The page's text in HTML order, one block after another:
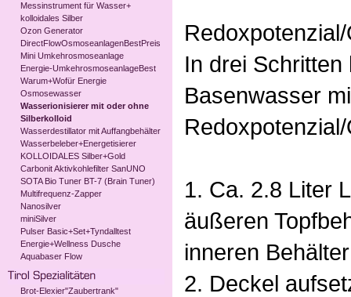
Messinstrument für Wasser+
kolloidales Silber
Ozon Generator
DirectFlowOsmoseanlagenBestPreis
Mini Umkehrosmoseanlage
Energie-UmkehrosmoseanlageBest
Warum+Wofür Energie
Osmosewasser
Wasserionisierer mit oder ohne
Silberkolloid
Wasserdestillator mit Auffangbehälter
Wasserbeleber+Energetisierer
KOLLOIDALES Silber+Gold
Carbonit Aktivkohlefilter SanUNO
SOTA Bio Tuner BT-7 (Brain Tuner)
Multifrequenz-Zapper
Nanosilver
miniSilver
Pulser Basic+Set+Tyndalltest
Energie+Wellness Dusche
Aquabaser Flow
Brot-Elexier"Zaubertrank"
In drei
Basenwasser
1. Ca. 2.8 Liter
äußeren
inneren
2. Deckel